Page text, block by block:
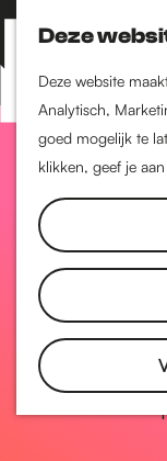
Deze
Deze website
Analytisch,
goed mogelijk te
klikken, geef je
Z
o
e
k
e
K
a
a
r
t
M
e
n